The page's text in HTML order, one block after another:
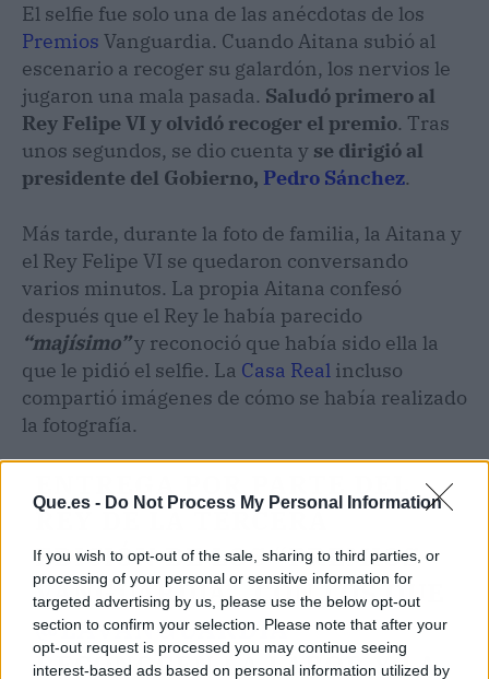
Que.es - Do Not Process My Personal Information
If you wish to opt-out of the sale, sharing to third parties, or
processing of your personal or sensitive information for
targeted advertising by us, please use the below opt-out
section to confirm your selection. Please note that after your
opt-out request is processed you may continue seeing
interest-based ads based on personal information utilized by
El selfie fue solo una de las anécdotas de los
Premios Vanguardia. Cuando Aitana subió al
escenario a recoger su galardón, los nervios le
jugaron una mala pasada. Saludó primero al
Rey Felipe VI y olvidó recoger el premio. Tras
unos segundos, se dio cuenta y se dirigió al
presidente del Gobierno, Pedro Sánchez.
Más tarde, durante la foto de familia, la Aitana y
el Rey Felipe VI se quedaron conversando
varios minutos. La propia Aitana confesó
después que el Rey le había parecido
“majísimo”y reconoció que había sido ella la
que le pidió el selfie. La Casa Real incluso
compartió imágenes de cómo se había realizado
la fotografía.
REY DE LA TERCERA
EDICIÓN DE LOS “PREMIOS
VANGUARDIA”, CON LOS QUE
@LAVANGUARDIA
RECONOCEN LA LABOR Y LA